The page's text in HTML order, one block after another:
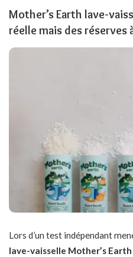
Mother’s Earth lave-
réelle mais des réserves
Lors d’un test indépendant
lave-vaisselle Mother’s Earth